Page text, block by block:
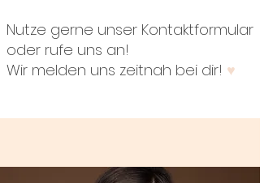
Nutze gerne unser Kontaktformular
oder rufe uns an!
Wir melden uns zeitnah bei dir! ♥